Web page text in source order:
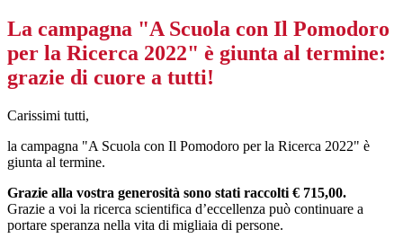
La campagna "A Scuola con Il Pomodoro
per la Ricerca 2022" è giunta al termine:
grazie di cuore a tutti!
Carissimi tutti,
la campagna "A Scuola con Il Pomodoro per la Ricerca 2022" è
giunta al termine.
Grazie alla vostra generosità sono stati raccolti € 715,00.
Grazie a voi la ricerca scientifica d’eccellenza può continuare a
portare speranza nella vita di migliaia di persone.